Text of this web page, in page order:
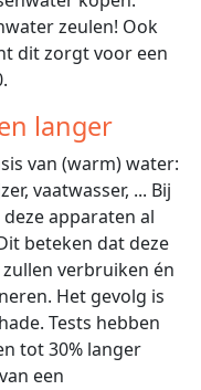
zeulen! Ook
dit zorgt voor een
langer
van (warm) water:
vaatwasser, ... Bij
apparaten al
beteken dat deze
verbruiken én
Het gevolg is
Tests hebben
tot 30% langer
een